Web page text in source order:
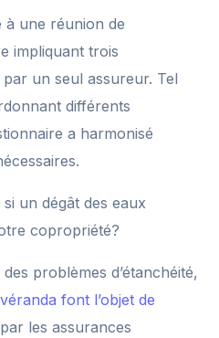
à une réunion de
impliquant trois
un seul assureur. Tel
différents
a harmonisé
un dégât des eaux
copropriété?
problèmes d’étanchéité,
font l’objet de
par les assurances